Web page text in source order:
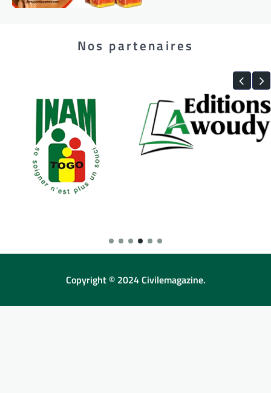
Nos partenaires
Copyright © 2024 Civilemagazine.